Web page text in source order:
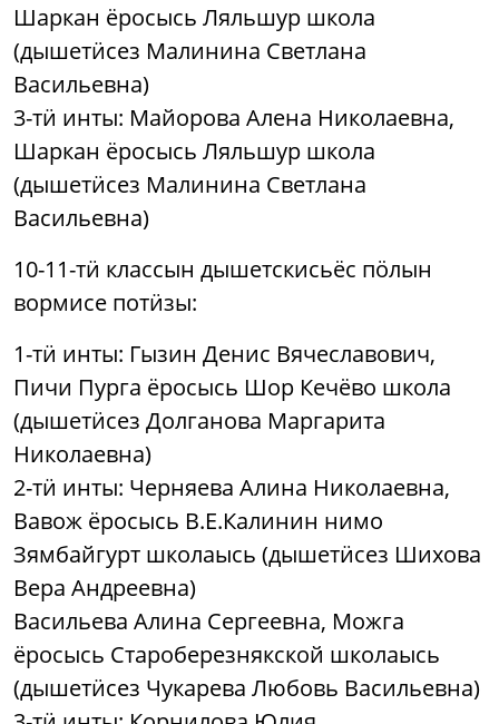
Шаркан ёросысь Ляльшур школа
(дышетӥсез Малинина Светлана
Васильевна)
3-тӥ инты: Майорова Алена Николаевна,
Шаркан ёросысь Ляльшур школа
(дышетӥсез Малинина Светлана
Васильевна)
10-11-тӥ классын дышетскисьёс пӧлын
вормисе потӥзы:
1-тӥ инты: Гызин Денис Вячеславович,
Пичи Пурга ёросысь Шор Кечёво школа
(дышетӥсез Долганова Маргарита
Николаевна)
2-тӥ инты: Черняева Алина Николаевна,
Вавож ёросысь В.Е.Калинин нимо
Зямбайгурт школаысь (дышетӥсез Шихова
Вера Андреевна)
Васильева Алина Сергеевна, Можга
ёросысь Староберезнякской школаысь
(дышетӥсез Чукарева Любовь Васильевна)